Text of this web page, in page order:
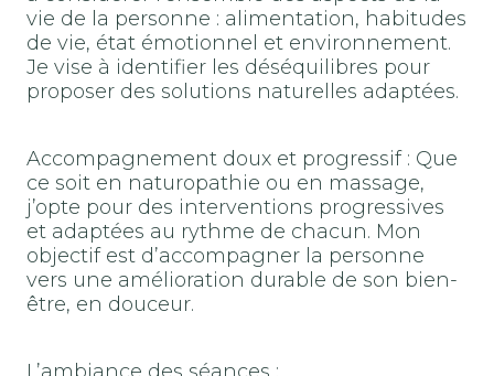
vie de la personne : alimentation, habitudes
de vie, état émotionnel et environnement.
Je vise à identifier les déséquilibres pour
proposer des solutions naturelles adaptées.
Accompagnement doux et progressif : Que
ce soit en naturopathie ou en massage,
j’opte pour des interventions progressives
et adaptées au rythme de chacun. Mon
objectif est d’accompagner la personne
vers une amélioration durable de son bien-
être, en douceur.